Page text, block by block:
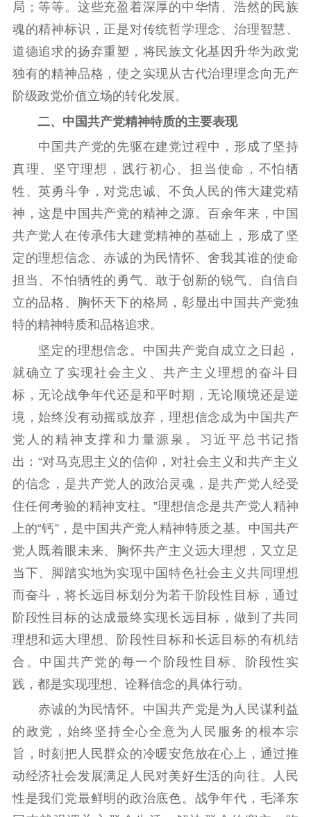
局；等等。这些充盈着深厚的中华情、浩然的民族
魂的精神标识，正是对传统哲学理念、治理智慧、
道德追求的扬弃重塑，将民族文化基因升华为政党
独有的精神品格，使之实现从古代治理理念向无产
阶级政党价值立场的转化发展。
二、中国共产党精神特质的主要表现
中国共产党的先驱在建党过程中，形成了坚持
真理、坚守理想，践行初心、担当使命，不怕牺
牲、英勇斗争，对党忠诚、不负人民的伟大建党精
神，这是中国共产党的精神之源。百余年来，中国
共产党人在传承伟大建党精神的基础上，形成了坚
定的理想信念、赤诚的为民情怀、舍我其谁的使命
担当、不怕牺牲的勇气、敢于创新的锐气、自信自
立的品格、胸怀天下的格局，彰显出中国共产党独
特的精神特质和品格追求。
坚定的理想信念。中国共产党自成立之日起，
就确立了实现社会主义、共产主义理想的奋斗目
标，无论战争年代还是和平时期，无论顺境还是逆
境，始终没有动摇或放弃，理想信念成为中国共产
党人的精神支撑和力量源泉。习近平总书记指
出：“对马克思主义的信仰，对社会主义和共产主义
的信念，是共产党人的政治灵魂，是共产党人经受
住任何考验的精神支柱。”理想信念是共产党人精神
上的“钙”，是中国共产党人精神特质之基。中国共产
党人既着眼未来、胸怀共产主义远大理想，又立足
当下、脚踏实地为实现中国特色社会主义共同理想
而奋斗，将长远目标划分为若干阶段性目标，通过
阶段性目标的达成最终实现长远目标，做到了共同
理想和远大理想、阶段性目标和长远目标的有机结
合。中国共产党的每一个阶段性目标、阶段性实
践，都是实现理想、诠释信念的具体行动。
赤诚的为民情怀。中国共产党是为人民谋利益
的政党，始终坚持全心全意为人民服务的根本宗
旨，时刻把人民群众的冷暖安危放在心上，通过推
动经济社会发展满足人民对美好生活的向往。人民
性是我们党最鲜明的政治底色。战争年代，毛泽东